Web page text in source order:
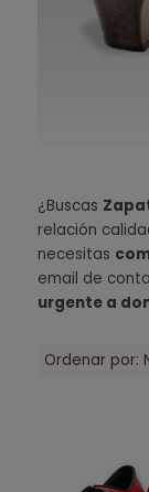
¿Buscas
relación
necesitas
email de
urgente a
Ordenar por: